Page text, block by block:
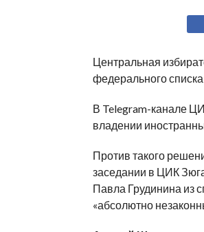
Центральная
федерального
В Telegram-канале
владении
Против такого
заседании в ЦИК
Павла Грудинина из
«абсолютно